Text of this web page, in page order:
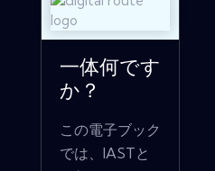
一体何です
か？
この電子ブック
では、IASTと